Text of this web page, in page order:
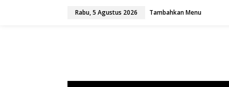
Rabu, 5 Agustus 2026 Tambahkan Menu